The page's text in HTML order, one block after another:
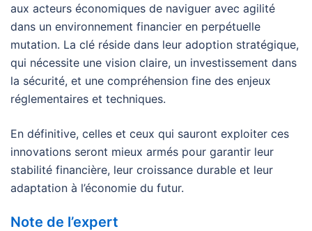
aux acteurs économiques de naviguer avec agilité
dans un environnement financier en perpétuelle
mutation. La clé réside dans leur adoption stratégique,
qui nécessite une vision claire, un investissement dans
la sécurité, et une compréhension fine des enjeux
réglementaires et techniques.
En définitive, celles et ceux qui sauront exploiter ces
innovations seront mieux armés pour garantir leur
stabilité financière, leur croissance durable et leur
adaptation à l’économie du futur.
Note de l’expert